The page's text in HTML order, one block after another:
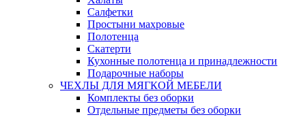
Салфетки
Простыни махровые
Полотенца
Скатерти
Кухонные полотенца и принадлежности
Подарочные наборы
ЧЕХЛЫ ДЛЯ МЯГКОЙ МЕБЕЛИ
Комплекты без оборки
Отдельные предметы без оборки